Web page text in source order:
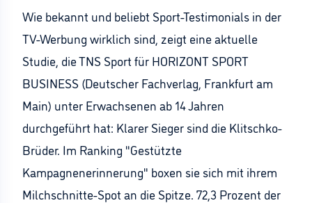
Wie bekannt und beliebt Sport-Testimonials in der
TV-Werbung wirklich sind, zeigt eine aktuelle
Studie, die TNS Sport für HORIZONT SPORT
BUSINESS (Deutscher Fachverlag, Frankfurt am
Main) unter Erwachsenen ab 14 Jahren
durchgeführt hat: Klarer Sieger sind die Klitschko-
Brüder. Im Ranking "Gestützte
Kampagnenerinnerung" boxen sie sich mit ihrem
Milchschnitte-Spot an die Spitze. 72,3 Prozent der